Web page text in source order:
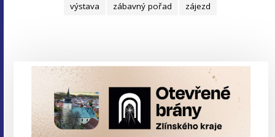
výstava
zábavný pořad zájezd